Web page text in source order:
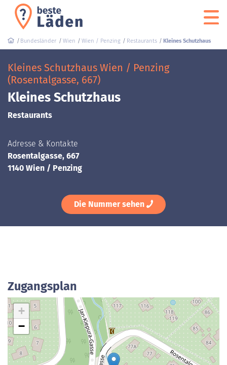
Bundesländer Wien Wien / Penzing Restaurants Kleines Schutzhaus
Kleines Schutzhaus Wien / Penzing
(Rosentalgasse, 667)
Kleines Schutzhaus
Restaurants
Adresse & Kontakte
Rosentalgasse, 667
1140 Wien / Penzing
Die Nummer sehen
Zugangsplan
+
−